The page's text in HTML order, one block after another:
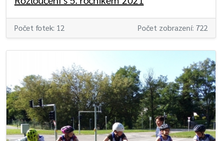
Počet fotek: 12 Počet zobrazení: 722